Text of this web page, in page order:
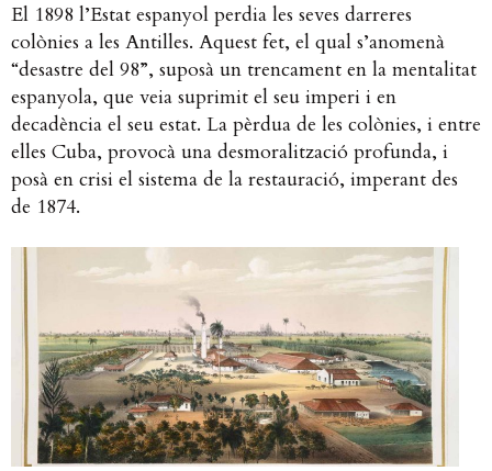
El 1898 l’Estat espanyol perdia les seves darreres
colònies a les Antilles. Aquest fet, el qual s’anomenà
“desastre del 98”, suposà un trencament en la mentalitat
espanyola, que veia suprimit el seu imperi i en
decadència el seu estat. La pèrdua de les colònies, i entre
elles Cuba, provocà una desmoralització profunda, i
posà en crisi el sistema de la restauració, imperant des
de 1874.